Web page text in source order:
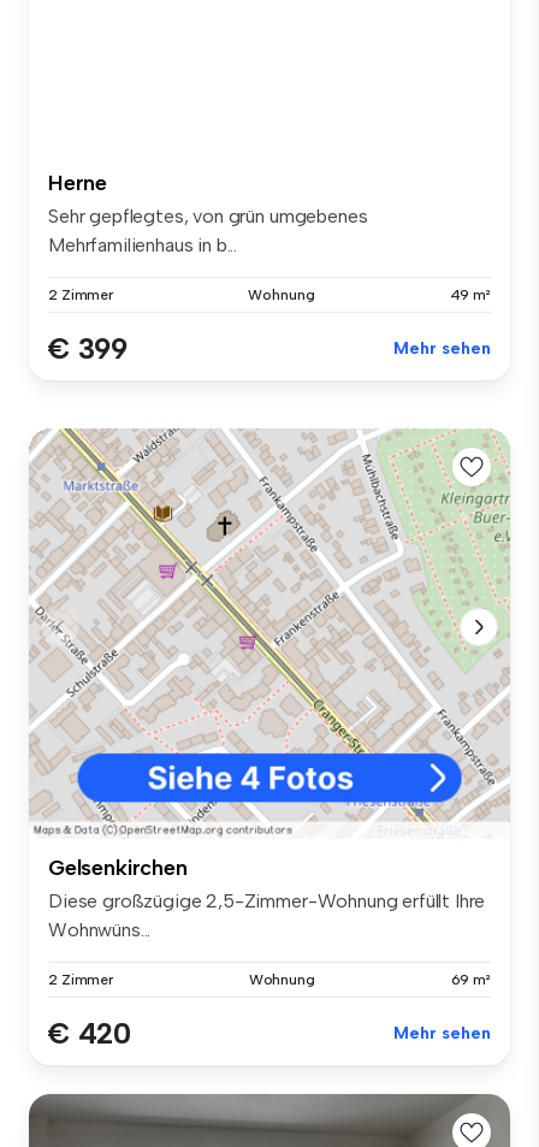
Herne
Sehr gepflegtes, von grün umgebenes
Mehrfamilienhaus in b...
2 Zimmer Wohnung 49 m²
€ 399 Mehr sehen
Gelsenkirchen
Diese großzügige 2,5-Zimmer-Wohnung erfüllt Ihre
Wohnwüns...
2 Zimmer Wohnung 69 m²
€ 420 Mehr sehen